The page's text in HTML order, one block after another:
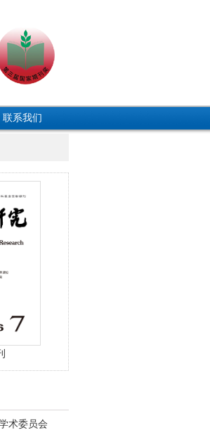
联系我们
术委员会